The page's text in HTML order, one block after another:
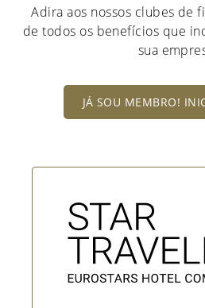
Adira aos nossos clubes de
de todos os benefícios que
sua
JÁ SOU MEMBRO!